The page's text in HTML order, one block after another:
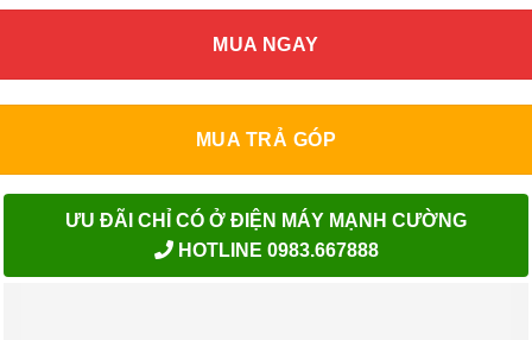
MUA NGAY
MUA TRẢ GÓP
ƯU ĐÃI CHỈ CÓ Ở ĐIỆN MÁY MẠNH CƯỜNG
HOTLINE 0983.667888